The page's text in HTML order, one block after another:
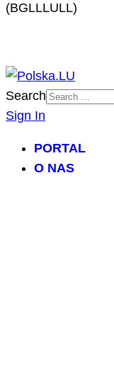
(BGLLLULL)
Search
Sign In
PORTAL
O NAS